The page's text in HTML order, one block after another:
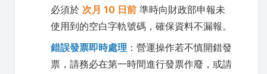
必須於 次月 10 日前 準時向財政部申報未
使用到的空白字軌號碼，確保資料不漏報。
錯誤發票即時處理 ：營運操作若不慎開錯發
票，請務必在第一時間進行發票作廢，或請